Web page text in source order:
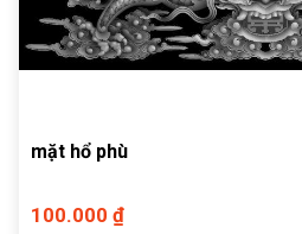
mặt hổ phù
100.000 ₫